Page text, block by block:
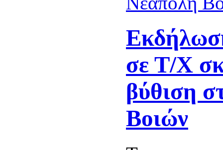
σε Τ/Χ
βύθιση
Βοιών